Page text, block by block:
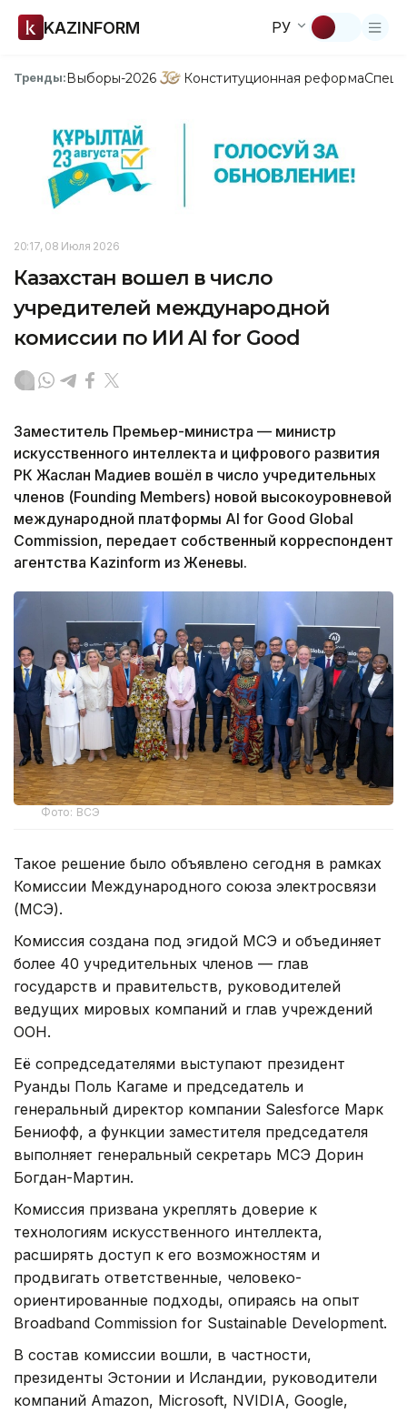
KAZINFORM РУ
Тренды:Выборы-2026 Конституционная реформа
20:17, 08 Июля 2026
Казахстан вошел в число
учредителей международной
комиссии по ИИ AI for Good
Заместитель Премьер-министра — министр
искусственного интеллекта и цифрового развития
РК Жаслан Мадиев вошёл в число учредительных
членов (Founding Members) новой высокоуровневой
международной платформы AI for Good Global
Commission, передает собственный корреспондент
агентства Kazinform из Женевы.
Фото: ВСЭ
Такое решение было объявлено сегодня в рамках
Комиссии Международного союза электросвязи
(МСЭ).
Комиссия создана под эгидой МСЭ и объединяет
более 40 учредительных членов — глав
государств и правительств, руководителей
ведущих мировых компаний и глав учреждений
ООН.
Её сопредседателями выступают президент
Руанды Поль Кагаме и председатель и
генеральный директор компании Salesforce Марк
Бениофф, а функции заместителя председателя
выполняет генеральный секретарь МСЭ Дорин
Богдан-Мартин.
Комиссия призвана укреплять доверие к
технологиям искусственного интеллекта,
расширять доступ к его возможностям и
продвигать ответственные, человеко-
ориентированные подходы, опираясь на опыт
Broadband Commission for Sustainable Development.
В состав комиссии вошли, в частности,
президенты Эстонии и Исландии, руководители
компаний Amazon, Microsoft, NVIDIA, Google,